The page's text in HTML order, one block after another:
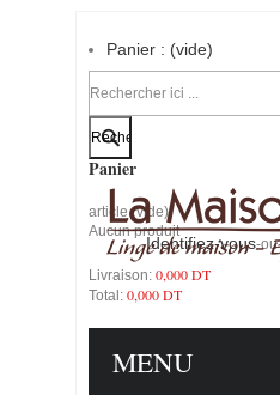
Identifiez-vous-
Panier : (vide)
Votre compte
Panier
article (vide)
Aucun produit
Livraison: 0,000 DT
Total: 0,000 DT
MENU